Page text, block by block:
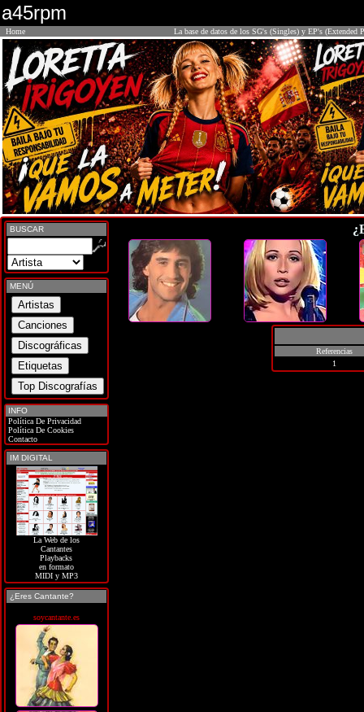
a45rpm
Home La base de datos de los SG's (Singles) y EP's (Extended
BUSCAR
MENÚ
INFO
Política De Privacidad
Política De Cookies
Contacto
IM DIGITAL
La Web de los
Cantantes
Playbacks
en formato
MIDI y MP3
¿Eres Cantante?
soycantante.es
Referencias
1